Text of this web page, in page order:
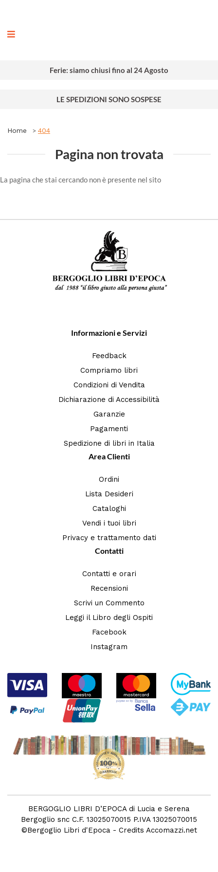
Ferie: siamo chiusi fino al 24 Agosto
LE SPEDIZIONI SONO SOSPESE
Home 404
Pagina non trovata
La pagina che stai cercando non è presente nel sito
Informazioni e Servizi
Feedback
Compriamo libri
Condizioni di Vendita
Dichiarazione di Accessibilità
Garanzie
Pagamenti
Spedizione di libri in Italia
Area Clienti
Ordini
Lista Desideri
Cataloghi
Vendi i tuoi libri
Privacy e trattamento dati
Contatti
Contatti e orari
Recensioni
Scrivi un Commento
Leggi il Libro degli Ospiti
Facebook
Instagram
BERGOGLIO LIBRI D’EPOCA di Lucia e Serena
Bergoglio snc C.F. 13025070015 P.IVA 13025070015
©Bergoglio Libri d'Epoca - Credits Accomazzi.net